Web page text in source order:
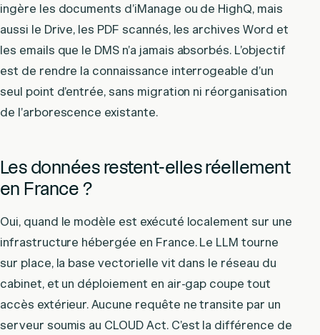
ingère les documents d’iManage ou de HighQ, mais
aussi le Drive, les PDF scannés, les archives Word et
les emails que le DMS n’a jamais absorbés. L’objectif
est de rendre la connaissance interrogeable d’un
seul point d’entrée, sans migration ni réorganisation
de l’arborescence existante.
Les données restent-elles réellement
en France ?
Oui, quand le modèle est exécuté localement sur une
infrastructure hébergée en France. Le LLM tourne
sur place, la base vectorielle vit dans le réseau du
cabinet, et un déploiement en air-gap coupe tout
accès extérieur. Aucune requête ne transite par un
serveur soumis au CLOUD Act. C’est la différence de